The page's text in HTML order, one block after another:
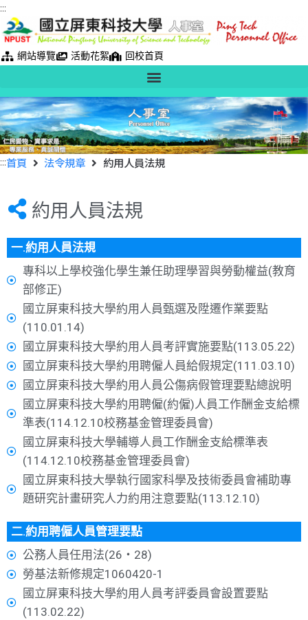
:::
網站導覽 活動花絮 回校首頁
:::首頁 法令規章 約用人員法規
約用人員法規
一.約用人員法規
專科以上學校強化學生兼任助理學習與勞動權益(教育
部修正)
國立屏東科技大學約用人員甄選及陞遷作業要點
(110.01.14)
國立屏東科技大學約用人員考評實施要點(113.05.22)
國立屏東科技大學約用聘僱人員給假規定(111.03.10)
國立屏東科技大學約用人員公傷病假管理要點總說明
國立屏東科技大學約用聘僱(約僱)人員工作酬金支給標
準表(114.12.10校務基金管理委員會)
國立屏東科技大學輔導人員工作酬金支給標準表
(114.12.10校務基金管理委員會)
國立屏東科技大學執行國家科學及技術委員會補助專
題研究計畫研究人力約用注意要點(113.12.10)
二.約用聘僱人員管理要點
公務人員任用法(26‧28)
勞基法新修規定1060420-1
國立屏東科技大學約用人員考評委員會設置要點
(113.02.22)